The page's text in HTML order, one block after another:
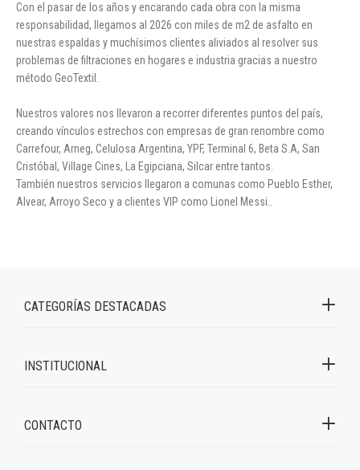
Con el pasar de los años y encarando cada obra con la misma
responsabilidad, llegamos al 2026 con miles de m2 de asfalto en
nuestras espaldas y muchísimos clientes aliviados al resolver sus
problemas de filtraciones en hogares e industria gracias a nuestro
método GeoTextil.
Nuestros valores nos llevaron a recorrer diferentes puntos del país,
creando vínculos estrechos con empresas de gran renombre como
Carrefour, Arneg, Celulosa Argentina, YPF, Terminal 6, Beta S.A, San
Cristóbal, Village Cines, La Egipciana, Silcar entre tantos.
También nuestros servicios llegaron a comunas como Pueblo Esther,
Alvear, Arroyo Seco y a clientes VIP como Lionel Messi..
CATEGORÍAS DESTACADAS
INSTITUCIONAL
CONTACTO